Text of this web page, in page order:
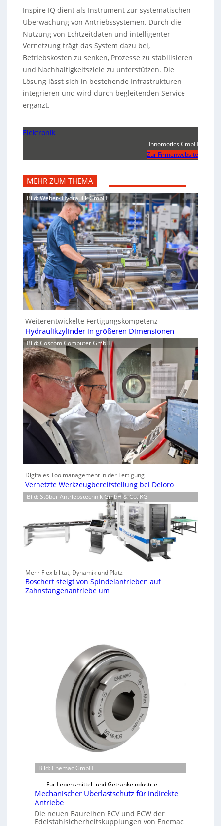
Inspire IQ dient als Instrument zur systematischen
Überwachung von Antriebssystemen. Durch die
Nutzung von Echtzeitdaten und intelligenter
Vernetzung trägt das System dazu bei,
Betriebskosten zu senken, Prozesse zu stabilisieren
und Nachhaltigkeitsziele zu unterstützen. Die
Lösung lässt sich in bestehende Infrastrukturen
integrieren und wird durch begleitenden Service
ergänzt.
Elektronik
Innomotics GmbH
Zur Firmenwebsite
MEHR ZUM THEMA
Bild: Weber- Hydraulik GmbH
Weiterentwickelte Fertigungskompetenz
Hydraulikzylinder in größeren Dimensionen
Bild: Coscom Computer GmbH
Digitales Toolmanagement in der Fertigung
Vernetzte Werkzeugbereitstellung bei Deloro
Bild: Stöber Antriebstechnik GmbH & Co. KG
Mehr Flexibilität, Dynamik und Platz
Boschert steigt von Spindelantrieben auf
Zahnstangenantriebe um
Bild: Enemac GmbH
Für Lebensmittel- und Getränkeindustrie
Mechanischer Überlastschutz für indirekte
Antriebe
Die neuen Baureihen ECV und ECW der
Edelstahlsicherheitskupplungen von Enemac